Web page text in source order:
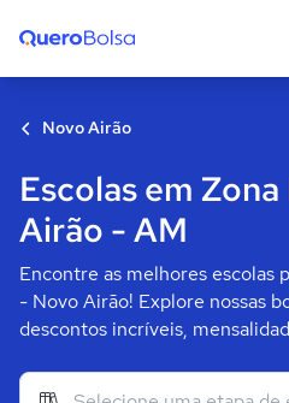
Novo Airão
Escolas em
Airão - AM
Encontre as melhores escolas
- Novo Airão! Explore nossas
descontos incríveis,